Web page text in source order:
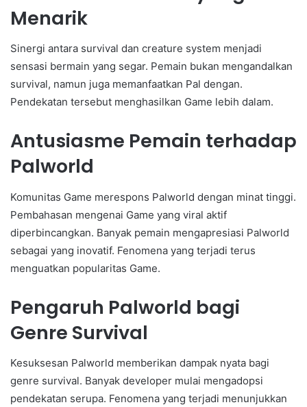
Menarik
Sinergi antara survival dan creature system menjadi
sensasi bermain yang segar. Pemain bukan mengandalkan
survival, namun juga memanfaatkan Pal dengan.
Pendekatan tersebut menghasilkan Game lebih dalam.
Antusiasme Pemain terhadap
Palworld
Komunitas Game merespons Palworld dengan minat tinggi.
Pembahasan mengenai Game yang viral aktif
diperbincangkan. Banyak pemain mengapresiasi Palworld
sebagai yang inovatif. Fenomena yang terjadi terus
menguatkan popularitas Game.
Pengaruh Palworld bagi
Genre Survival
Kesuksesan Palworld memberikan dampak nyata bagi
genre survival. Banyak developer mulai mengadopsi
pendekatan serupa. Fenomena yang terjadi menunjukkan